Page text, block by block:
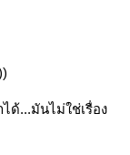
ด้...มันไม่ใช่เรื่อง